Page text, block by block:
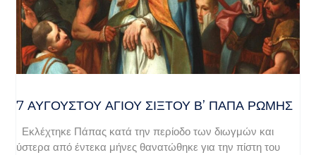
7 ΑΥΓΟΥΣΤΟΥ ΑΓΙΟΥ ΣΙΞΤΟΥ Β’ ΠΑΠΑ ΡΩΜΗΣ
Εκλέχτηκε Πάπας κατά την περίοδο των διωγμών και
ύστερα από έντεκα μήνες θανατώθηκε για την πίστη του